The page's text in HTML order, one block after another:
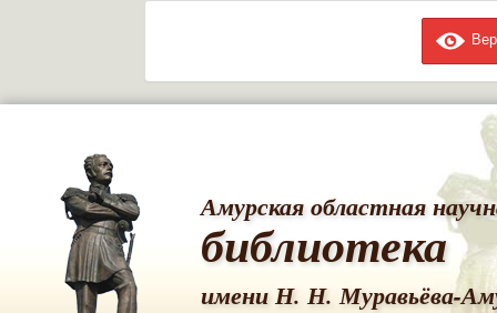
Амурская областная
библиотека
имени Н. Н. Муравьёва-